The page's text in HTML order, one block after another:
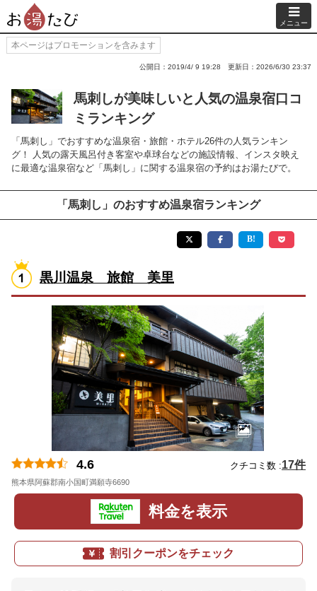
メニュー
本ページはプロモーションを含みます
公開日：2019/4/ 9 19:28 更新日：2026/6/30 23:37
馬刺しが美味しいと人気の温泉宿口コ
ミランキング
「馬刺し」でおすすめな温泉宿・旅館・ホテル26件の人気ランキン
グ！ 人気の露天風呂付き客室や卓球台などの施設情報、インスタ映え
に最適な温泉宿など「馬刺し」に関する温泉宿の予約はお湯たびで。
「馬刺し」のおすすめ温泉宿ランキング
黒川温泉 旅館 美里
4.6 クチコミ数 :17件
熊本県阿蘇郡南小国町満願寺6690
料金を表示
割引クーポンをチェック